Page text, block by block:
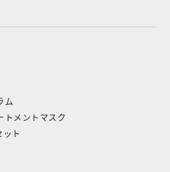
ム
トメントマスク
ト